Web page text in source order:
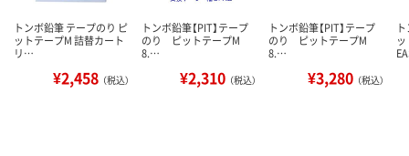
トンボ鉛筆 テープのり ピ
ットテープM 詰替カート
リ…
¥2,458 （税込）
トンボ鉛筆【PIT】テープ
のり ピットテープM
8.…
¥2,310 （税込）
トンボ鉛筆【PIT】テープ
のり ピットテープM
8.…
¥3,280 （税込）